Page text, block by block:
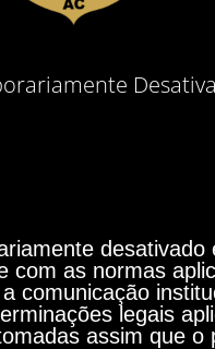
com as normas
comunicação
legais
assim que o